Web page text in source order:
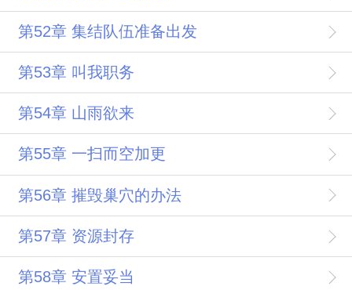
第52章 集结队伍准备出发
第53章 叫我职务
第54章 山雨欲来
第55章 一扫而空加更
第56章 摧毁巢穴的办法
第57章 资源封存
第58章 安置妥当